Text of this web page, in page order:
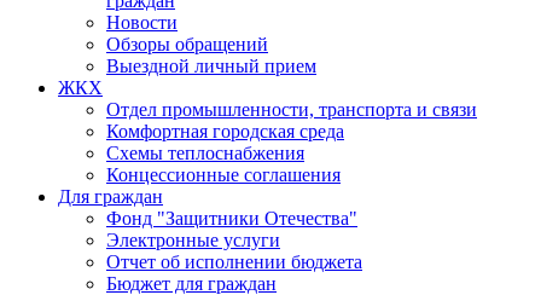
Новости
Обзоры обращений
Выездной личный прием
ЖКХ
Отдел промышленности, транспорта и связи
Комфортная городская среда
Схемы теплоснабжения
Концессионные соглашения
Для граждан
Фонд "Защитники Отечества"
Электронные услуги
Отчет об исполнении бюджета
Бюджет для граждан